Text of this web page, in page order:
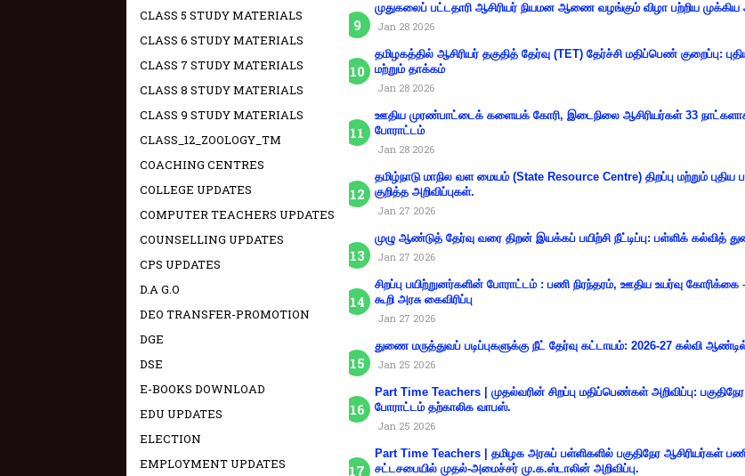
முதுகலைப் பட்டதாரி ஆசிரியர் நியமன ஆணை வழங்கும் விழா பற்றிய முக்கிய
Jan 28 2026
தமிழகத்தில் ஆசிரியர் தகுதித் தேர்வு (TET) தேர்ச்சி மதிப்பெண் குறைப்பு:
மற்றும் தாக்கம்
Jan 28 2026
ஊதிய முரண்பாட்டைக் களையக் கோரி, இடைநிலை ஆசிரியர்கள் 33
போராட்டம்
Jan 28 2026
தமிழ்நாடு மாநில வள மையம் (State Resource Centre) திறப்பு மற்றும் புதிய
குறித்த அறிவிப்புகள்.
Jan 27 2026
முழு ஆண்டுத் தேர்வு வரை திறன் இயக்கப் பயிற்சி நீட்டிப்பு: பள்ளிக் கல்வித்
Jan 27 2026
சிறப்பு பயிற்றுனர்களின் போராட்டம் : பணி நிரந்தரம், ஊதிய உயர்வு கோரிக்கை
கூறி அரசு கைவிரிப்பு
Jan 27 2026
துணை மருத்துவப் படிப்புகளுக்கு நீட் தேர்வு கட்டாயம்: 2026-27 கல்வி
Jan 25 2026
Part Time Teachers | முதல்வரின் சிறப்பு மதிப்பெண்கள் அறிவிப்பு:
போராட்டம் தற்காலிக வாபஸ்.
Jan 25 2026
Part Time Teachers | தமிழக அரசுப் பள்ளிகளில் பகுதிநேர ஆசிரியர்கள்
சட்டசபையில் முதல்-அமைச்சர் மு.க.ஸ்டாலின் அறிவிப்பு.
CLASS 5 STUDY MATERIALS
CLASS 6 STUDY MATERIALS
CLASS 7 STUDY MATERIALS
CLASS 8 STUDY MATERIALS
CLASS 9 STUDY MATERIALS
CLASS_12_ZOOLOGY_TM
COACHING CENTRES
COLLEGE UPDATES
COMPUTER TEACHERS UPDATES
COUNSELLING UPDATES
CPS UPDATES
D.A G.O
DEO TRANSFER-PROMOTION
DGE
DSE
E-BOOKS DOWNLOAD
EDU UPDATES
ELECTION
EMPLOYMENT UPDATES